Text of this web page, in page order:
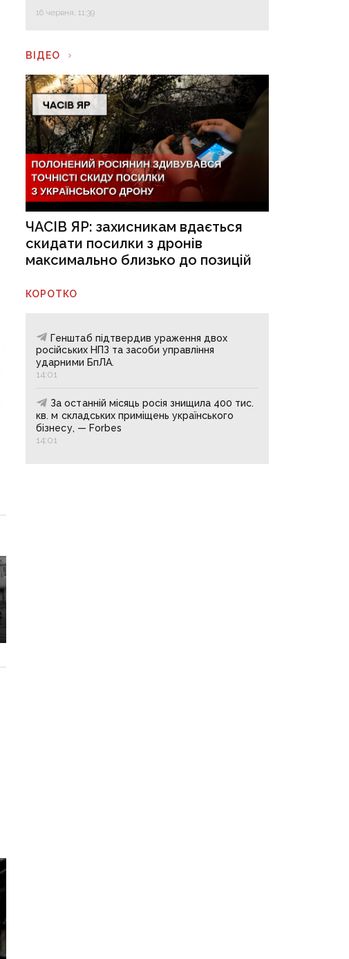
16 червня, 11:39
ВІДЕО
ЧАСІВ ЯР: захисникам вдається
скидати посилки з дронів
максимально близько до позицій
КОРОТКО
Генштаб підтвердив ураження двох
російських НПЗ та засоби управління
ударними БпЛА.
14:01
За останній місяць росія знищила 400 тис.
кв. м складських приміщень українського
бізнесу, — Forbes
14:01